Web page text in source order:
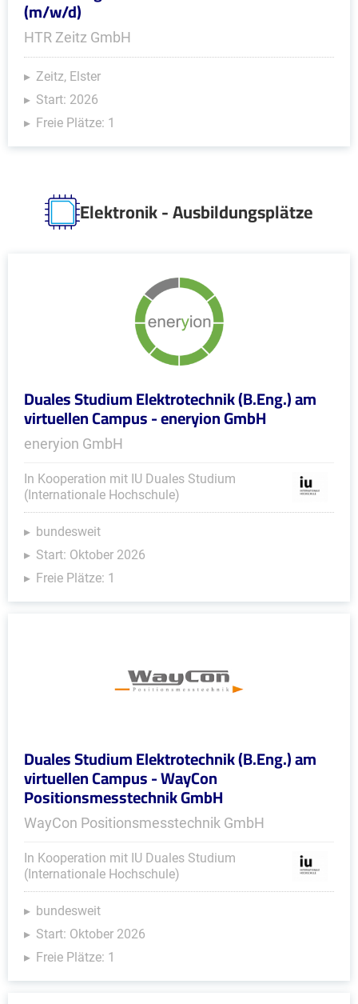
(m/w/d)
HTR Zeitz GmbH
Zeitz, Elster
Start: 2026
Freie Plätze: 1
Elektronik - Ausbildungsplätze
Duales Studium Elektrotechnik (B.Eng.) am
virtuellen Campus - eneryion GmbH
eneryion GmbH
In Kooperation mit IU Duales Studium
(Internationale Hochschule)
bundesweit
Start: Oktober 2026
Freie Plätze: 1
Duales Studium Elektrotechnik (B.Eng.) am
virtuellen Campus - WayCon
Positionsmesstechnik GmbH
WayCon Positionsmesstechnik GmbH
In Kooperation mit IU Duales Studium
(Internationale Hochschule)
bundesweit
Start: Oktober 2026
Freie Plätze: 1